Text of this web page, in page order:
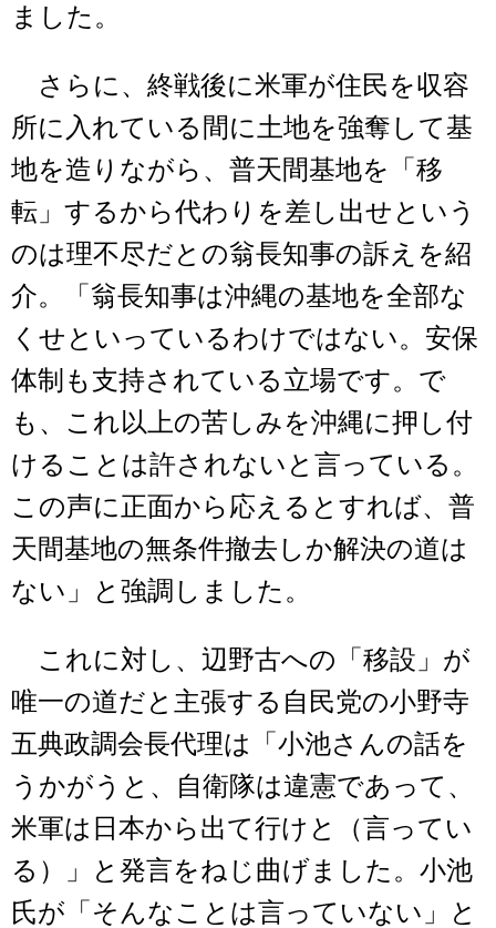
ました。
さらに、終戦後に米軍が住民を収容
所に入れている間に土地を強奪して基
地を造りながら、普天間基地を「移
転」するから代わりを差し出せという
のは理不尽だとの翁長知事の訴えを紹
介。「翁長知事は沖縄の基地を全部な
くせといっているわけではない。安保
体制も支持されている立場です。で
も、これ以上の苦しみを沖縄に押し付
けることは許されないと言っている。
この声に正面から応えるとすれば、普
天間基地の無条件撤去しか解決の道は
ない」と強調しました。
これに対し、辺野古への「移設」が
唯一の道だと主張する自民党の小野寺
五典政調会長代理は「小池さんの話を
うかがうと、自衛隊は違憲であって、
米軍は日本から出て行けと（言ってい
る）」と発言をねじ曲げました。小池
氏が「そんなことは言っていない」と